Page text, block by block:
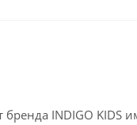
бренда INDIGO KIDS